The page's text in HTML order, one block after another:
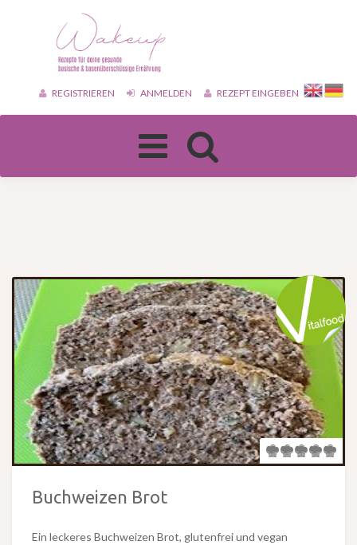
REGISTRIEREN ANMELDEN REZEPT EINGEBEN
Toggle
navigation
Buchweizen Brot
Ein leckeres Buchweizen Brot, glutenfrei und vegan